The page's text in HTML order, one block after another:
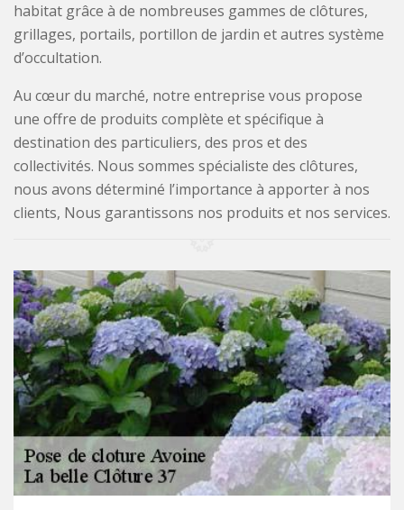
habitat grâce à de nombreuses gammes de clôtures,
grillages, portails, portillon de jardin et autres système
d’occultation.
Au cœur du marché, notre entreprise vous propose
une offre de produits complète et spécifique à
destination des particuliers, des pros et des
collectivités. Nous sommes spécialiste des clôtures,
nous avons déterminé l’importance à apporter à nos
clients, Nous garantissons nos produits et nos services.